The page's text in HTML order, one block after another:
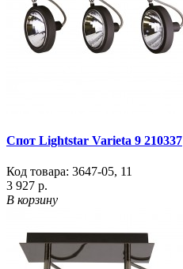
Спот Lightstar Varieta 9 210337
Код товара: 3647-05, 11
3 927 р.
В корзину